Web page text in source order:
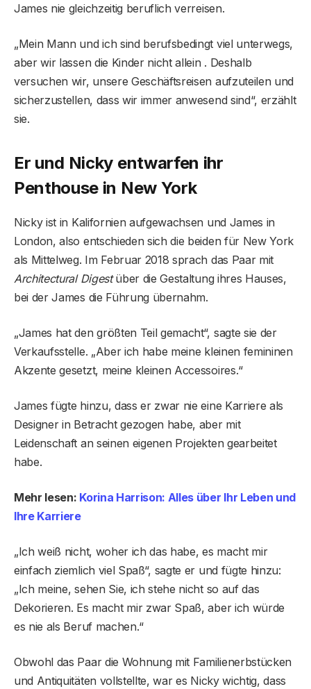
James nie gleichzeitig beruflich verreisen.
„Mein Mann und ich sind berufsbedingt viel unterwegs,
aber wir lassen die Kinder nicht allein . Deshalb
versuchen wir, unsere Geschäftsreisen aufzuteilen und
sicherzustellen, dass wir immer anwesend sind“, erzählt
sie.
Er und Nicky entwarfen ihr
Penthouse in New York
Nicky ist in Kalifornien aufgewachsen und James in
London, also entschieden sich die beiden für New York
als Mittelweg. Im Februar 2018 sprach das Paar mit
Architectural Digestüber die Gestaltung ihres Hauses,
bei der James die Führung übernahm.
„James hat den größten Teil gemacht“, sagte sie der
Verkaufsstelle. „Aber ich habe meine kleinen femininen
Akzente gesetzt, meine kleinen Accessoires.“
James fügte hinzu, dass er zwar nie eine Karriere als
Designer in Betracht gezogen habe, aber mit
Leidenschaft an seinen eigenen Projekten gearbeitet
habe.
Mehr lesen: Korina Harrison: Alles über Ihr Leben und
Ihre Karriere
„Ich weiß nicht, woher ich das habe, es macht mir
einfach ziemlich viel Spaß“, sagte er und fügte hinzu:
„Ich meine, sehen Sie, ich stehe nicht so auf das
Dekorieren. Es macht mir zwar Spaß, aber ich würde
es nie als Beruf machen.“
Obwohl das Paar die Wohnung mit Familienerbstücken
und Antiquitäten vollstellte, war es Nicky wichtig, dass